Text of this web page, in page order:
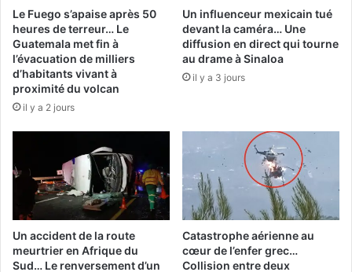
Le Fuego s’apaise après 50
heures de terreur… Le
Guatemala met fin à
l’évacuation de milliers
d’habitants vivant à
proximité du volcan
il y a 2 jours
Un influenceur mexicain tué
devant la caméra… Une
diffusion en direct qui tourne
au drame à Sinaloa
il y a 3 jours
Un accident de la route
meurtrier en Afrique du
Sud… Le renversement d’un
Catastrophe aérienne au
cœur de l’enfer grec…
Collision entre deux